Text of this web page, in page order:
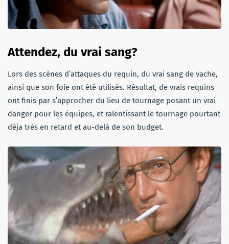
Attendez, du vrai sang?
Lors des scènes d’attaques du requin, du vrai sang de vache,
ainsi que son foie ont été utilisés. Résultat, de vrais requins
ont finis par s’approcher du lieu de tournage posant un vrai
danger pour les équipes, et ralentissant le tournage pourtant
déja très en retard et au-delà de son budget.